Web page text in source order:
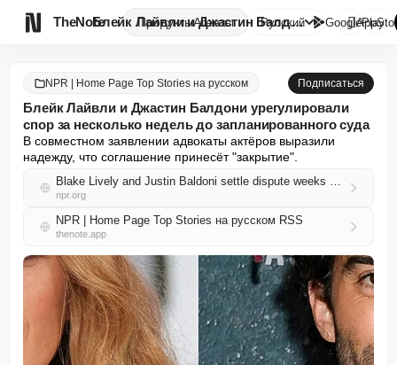
TheNote ПродуктыАгенты Блейк Лайвли и Джастин Балдони...
Русский GooglePlay

NPR | Home Page Top Stories на русском Подписаться
Блейк Лайвли и Джастин Балдони урегулировали
спор за несколько недель до запланированного суда
В совместном заявлении адвокаты актёров выразили
надежду, что соглашение принесёт "закрытие".
Blake Lively and Justin Baldoni settle dispute weeks before scheduled trial
npr.org
NPR | Home Page Top Stories на русском RSS
thenote.app